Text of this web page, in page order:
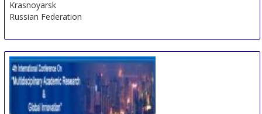
Krasnoyarsk
Russian Federation